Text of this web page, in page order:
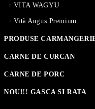
VITA WAGYU
Vită Angus Premium
PRODUSE
CARNE DE CURCAN
CARNE DE PORC
NOU!!! GASCA SI RATA